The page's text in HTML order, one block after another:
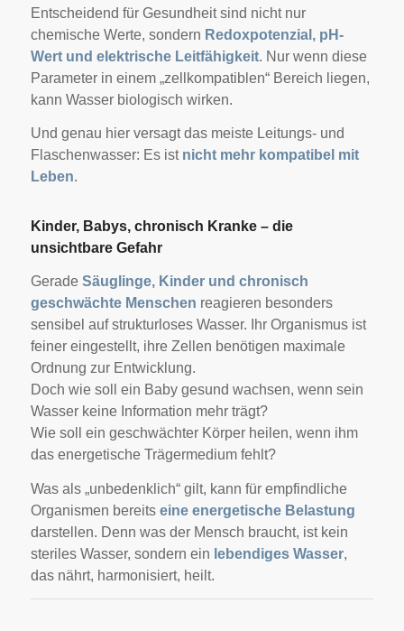
Entscheidend für Gesundheit sind nicht nur
chemische Werte, sondern Redoxpotenzial, pH-
Wert und elektrische Leitfähigkeit. Nur wenn diese
Parameter in einem „zellkompatiblen“ Bereich liegen,
kann Wasser biologisch wirken.
Und genau hier versagt das meiste Leitungs- und
Flaschenwasser: Es ist nicht mehr kompatibel mit
Leben.
Kinder, Babys, chronisch Kranke – die
unsichtbare Gefahr
Gerade Säuglinge, Kinder und chronisch
geschwächte Menschen reagieren besonders
sensibel auf strukturloses Wasser. Ihr Organismus ist
feiner eingestellt, ihre Zellen benötigen maximale
Ordnung zur Entwicklung.
Doch wie soll ein Baby gesund wachsen, wenn sein
Wasser keine Information mehr trägt?
Wie soll ein geschwächter Körper heilen, wenn ihm
das energetische Trägermedium fehlt?
Was als „unbedenklich“ gilt, kann für empfindliche
Organismen bereits eine energetische Belastung
darstellen. Denn was der Mensch braucht, ist kein
steriles Wasser, sondern ein lebendiges Wasser,
das nährt, harmonisiert, heilt.